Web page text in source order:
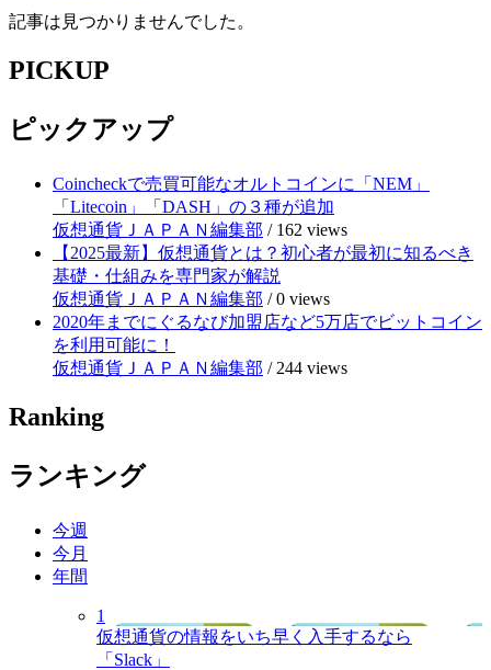
記事は見つかりませんでした。
PICKUP
ピックアップ
Coincheckで売買可能なオルトコインに「NEM」
「Litecoin」「DASH」の３種が追加
仮想通貨ＪＡＰＡＮ編集部 / 162 views
【2025最新】仮想通貨とは？初心者が最初に知るべき
基礎・仕組みを専門家が解説
仮想通貨ＪＡＰＡＮ編集部 /0 views
2020年までにぐるなび加盟店など5万店でビットコイン
を利用可能に！
仮想通貨ＪＡＰＡＮ編集部 / 244 views
Ranking
ランキング
今週
今月
年間
1
仮想通貨の情報をいち早く入手するなら
「Slack」